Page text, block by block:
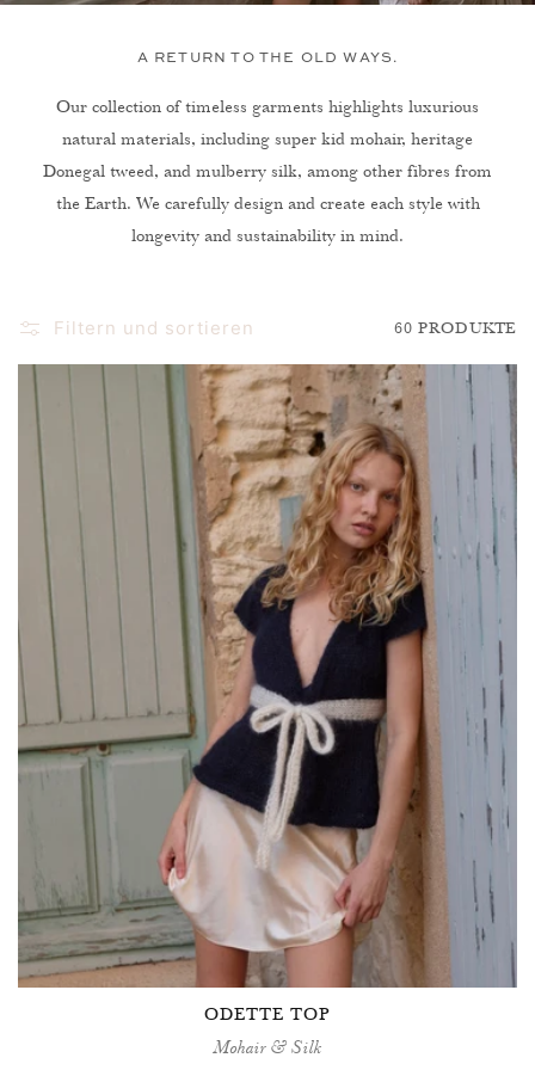
E
A RETURN TO THE OLD WAYS.
Our collection of timeless garments highlights luxurious
natural materials, including super kid mohair, heritage
Donegal tweed, and mulberry silk, among other fibres from
the Earth. We carefully design and create each style with
longevity and sustainability in mind.
Filtern und sortieren 60 PRODUKTE
ODETTE TOP
Mohair & Silk